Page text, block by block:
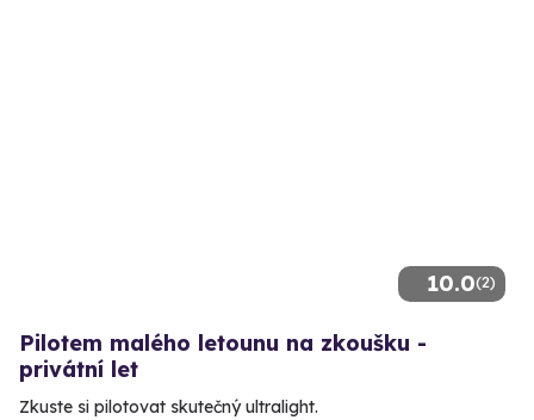
10.0(2)
Pilotem malého letounu na zkoušku -
privátní let
Zkuste si pilotovat skutečný ultralight.